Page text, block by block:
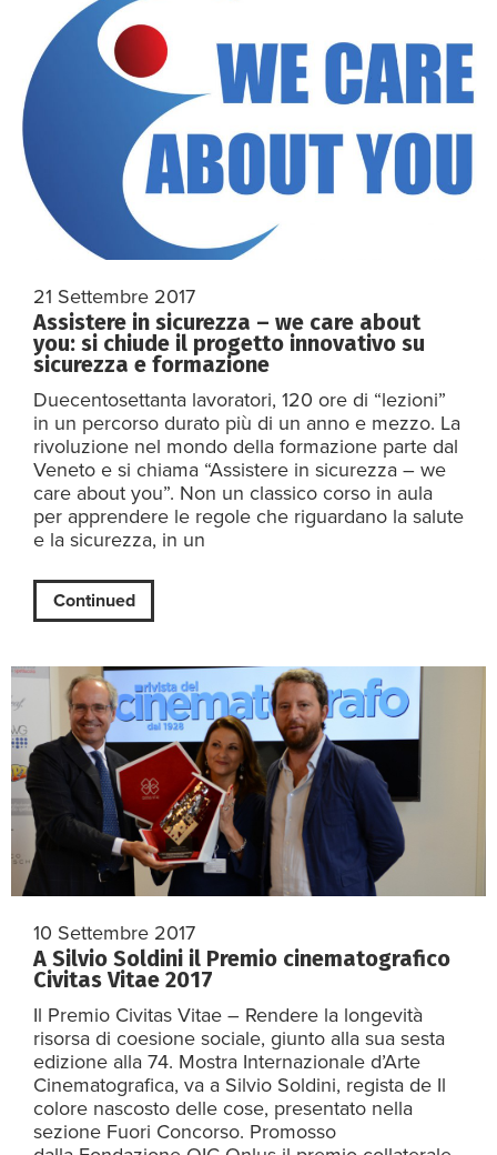
21 Settembre 2017
Assistere in sicurezza – we care about
you: si chiude il progetto innovativo su
sicurezza e formazione
Duecentosettanta lavoratori, 120 ore di “lezioni”
in un percorso durato più di un anno e mezzo. La
rivoluzione nel mondo della formazione parte dal
Veneto e si chiama “Assistere in sicurezza – we
care about you”. Non un classico corso in aula
per apprendere le regole che riguardano la salute
e la sicurezza, in un
Continued
10 Settembre 2017
A Silvio Soldini il Premio cinematografico
Civitas Vitae 2017
Il Premio Civitas Vitae – Rendere la longevità
risorsa di coesione sociale, giunto alla sua sesta
edizione alla 74. Mostra Internazionale d’Arte
Cinematografica, va a Silvio Soldini, regista de Il
colore nascosto delle cose, presentato nella
sezione Fuori Concorso. Promosso